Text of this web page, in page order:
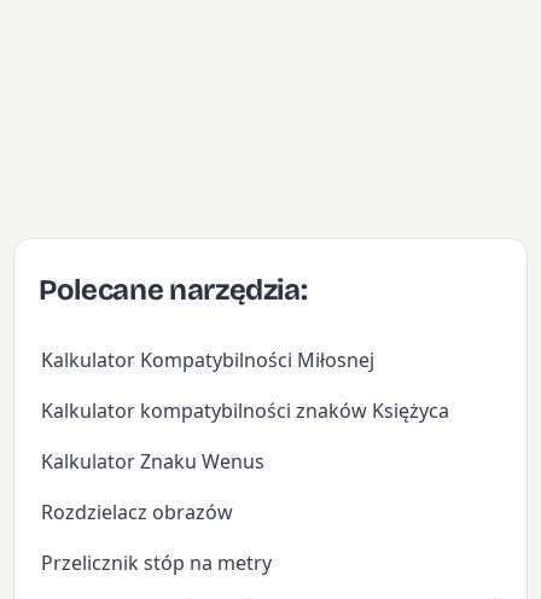
Polecane narzędzia:
Kalkulator Kompatybilności Miłosnej
Kalkulator kompatybilności znaków Księżyca
Kalkulator Znaku Wenus
Rozdzielacz obrazów
Przelicznik stóp na metry